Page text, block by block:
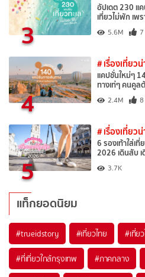
3
อัปเดต 230 แค
เที่ยวไม่พัก เพร
5.6M 7
4
# เรื่องเที่ยว
แคปชั่นใหม่ๆ
ทางเท่ๆ คนคูล
2.4M 8
5
# เรื่องเที่ยว
6 รองเท้าใส่เ
2026 เดินสับ เ
3.7K
แท็กยอดนิยม
#trueidstory #เที่ยวไทย #เที่ย
#ที่เที่ยวใกล้กรุงเทพ #ภาคกลาง